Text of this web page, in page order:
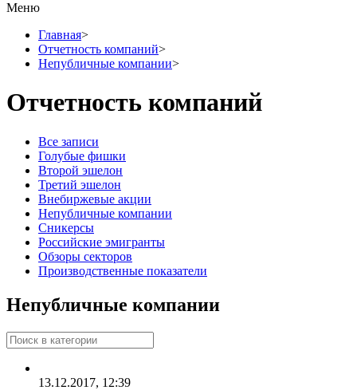
Меню
Главная>
Отчетность компаний>
Непубличные компании>
Отчетность компаний
Все записи
Голубые фишки
Второй эшелон
Третий эшелон
Внебиржевые акции
Непубличные компании
Сникерсы
Российские эмигранты
Обзоры секторов
Производственные показатели
Непубличные компании
13.12.2017, 12:39